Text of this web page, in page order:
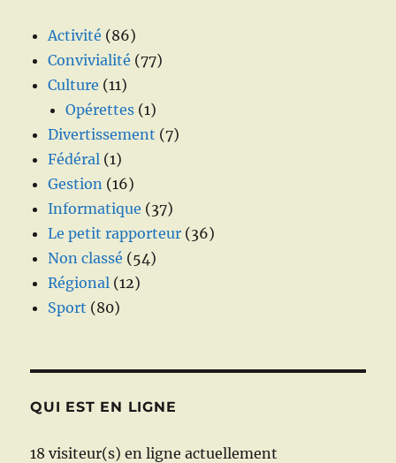
Activité (86)
Convivialité (77)
Culture (11)
Opérettes (1)
Divertissement (7)
Fédéral (1)
Gestion (16)
Informatique (37)
Le petit rapporteur (36)
Non classé (54)
Régional (12)
Sport (80)
QUI EST EN LIGNE
18 visiteur(s) en ligne actuellement